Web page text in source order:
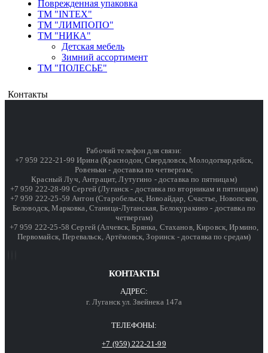
Поврежденная упаковка
ТМ "INTEX"
ТМ "ЛИМПОПО"
ТМ "НИКА"
Детская мебель
Зимний ассортимент
ТМ "ПОЛЕСЬЕ"
Контакты
Рабочий телефон для связи:
+7 959 222-21-99 Ирина (Краснодон, Свердловск, Молодогвардейск,
Ровеньки - доставка по четвергам;
Красный Луч, Антрацит, Лутугино - доставка по пятницам)
+7 959 222-28-99 Сергей (Луганск - доставка по вторникам и пятницам)
+7 959 222-25-59 Антон (Старобельск, Новоайдар, Счастье, Новопсков,
Беловодск, Марковка, Станица-Луганская, Белокуракино - доставка по
четвергам)
+7 959 222-25-58 Сергей (Алчевск, Брянка, Стаханов, Кировск, Ирмино,
Первомайск, Перевальск, Артёмовск, Зоринск - доставка по средам)
КОНТАКТЫ
АДРЕС:
г. Луганск ул. Звейнека 147а
ТЕЛЕФОНЫ:
+7 (959) 222-21-99